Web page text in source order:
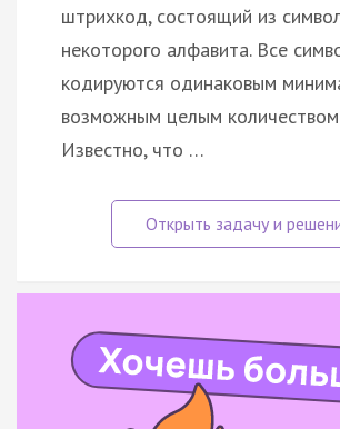
штрихкод, состоящий из
некоторого алфавита. Все
кодируются одинаковым
возможным целым
Известно, что …